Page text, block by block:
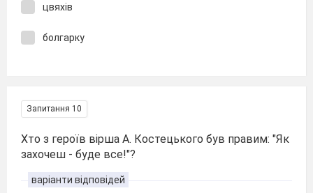
цвяхів
болгарку
Запитання 10
Хто з героїв вірша А. Костецького був правим: "Як
захочеш - буде все!"?
варіанти відповідей